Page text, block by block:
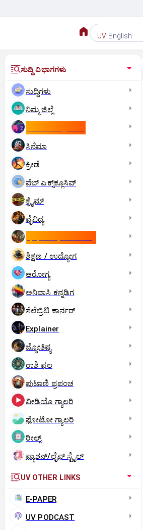
UV English
ಸುದ್ದಿ ವಿಭಾಗಗಳು
ಸುದ್ದಿಗಳು
ನಿಮ್ಮ ಜಿಲ್ಲೆ
ಸಿನೆಮಾ
ಕ್ರೀಡೆ
ವೆಬ್ ಎಕ್ಸ್‌ಕ್ಲೂಸಿವ್
ಕ್ರೈಮ್
ವೈವಿಧ್ಯ
ಶಿಕ್ಷಣ / ಉದ್ಯೋಗ
ಆರೋಗ್ಯ
ಅನಿವಾಸಿ ಕನ್ನಡಿಗ
ಸೆಲೆಬ್ರಿಟಿ ಕಾರ್ನರ್‌
Explainer
ಜ್ಯೋತಿಷ್ಯ
ರಾಶಿ ಫಲ
ಪುಟಾಣಿ ಪ್ರಪಂಚ
ವೀಡಿಯೊ ಗ್ಯಾಲರಿ
ಫೋಟೋ ಗ್ಯಾಲರಿ
ರೀಲ್ಸ್
ಫ್ಯಾಶನ್/ಲೈಫ್‌ ಸ್ಟೈಲ್
UV OTHER LINKS
E-PAPER
UV PODCAST